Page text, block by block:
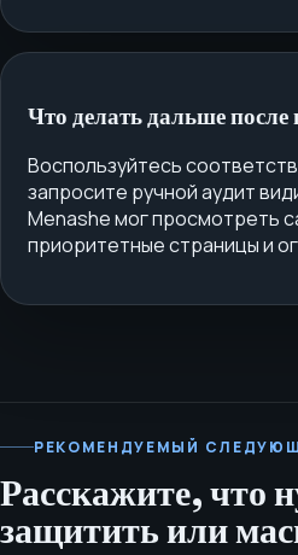
Что делать дальше после
Воспользуйтесь
запросите ручной аудит
Menashe мог просмотреть
приоритетные страницы и
РЕКОМЕНДУЕМЫЙ
Расскажите, что
защитить или